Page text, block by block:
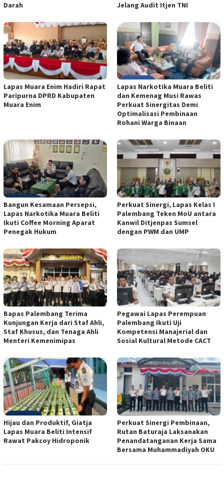
Darah
Jelang Audit Itjen TNI
Lapas Muara Enim Hadiri Rapat
Paripurna DPRD Kabupaten
Muara Enim
Lapas Narkotika Muara Beliti
dan Kemenag Musi Rawas
Perkuat Sinergitas Demi
Optimalisasi Pembinaan
Rohani Warga Binaan
Bangun Kesamaan Persepsi,
Lapas Narkotika Muara Beliti
Ikuti Coffee Morning Aparat
Penegak Hukum
Perkuat Sinergi, Lapas Kelas I
Palembang Teken MoU antara
Kanwil Ditjenpas Sumsel
dengan PWM dan UMP
Bapas Palembang Terima
Kunjungan Kerja dari Staf Ahli,
Staf Khusus, dan Tenaga Ahli
Menteri Kemenimipas
Pegawai Lapas Perempuan
Palembang Ikuti Uji
Kompetensi Manajerial dan
Sosial Kultural Metode CACT
Hijau dan Produktif, Giatja
Lapas Muara Beliti Intensif
Rawat Pakcoy Hidroponik
Perkuat Sinergi Pembinaan,
Rutan Baturaja Laksanakan
Penandatanganan Kerja Sama
Bersama Muhammadiyah OKU